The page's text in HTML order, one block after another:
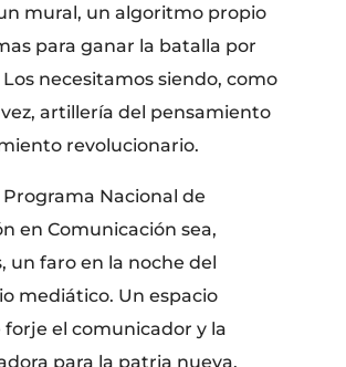
mural, un algoritmo propio
para ganar la batalla por
Los necesitamos siendo, como
artillería del pensamiento
revolucionario.
Programa Nacional de
en Comunicación sea,
un faro en la noche del
mediático. Un espacio
forje el comunicador y la
para la patria nueva.